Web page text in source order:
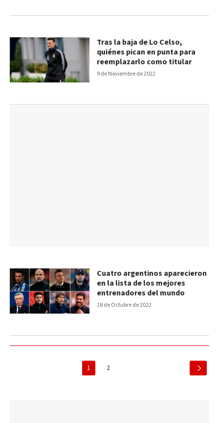
9 de Noviembre de 2022
Tras la baja de Lo Celso,
quiénes pican en punta para
reemplazarlo como titular
18 de Octubre de 2022
Cuatro argentinos aparecieron
en la lista de los mejores
entrenadores del mundo
1 2